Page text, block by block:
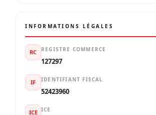
INFORMATIONS LÉGALES
RC REGISTRE COMMERCE
127297
IF IDENTIFIANT FISCAL
52423960
ICE ICE